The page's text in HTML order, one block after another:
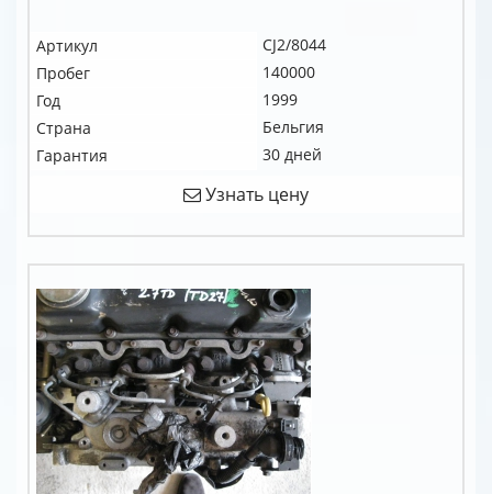
Артикул
CJ2/8044
Пробег
140000
Год
1999
Страна
Бельгия
Гарантия
30 дней
Узнать цену